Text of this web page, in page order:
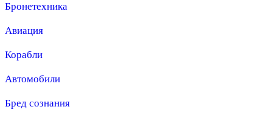
Бронетехника
Авиация
Корабли
Автомобили
Бред сознания